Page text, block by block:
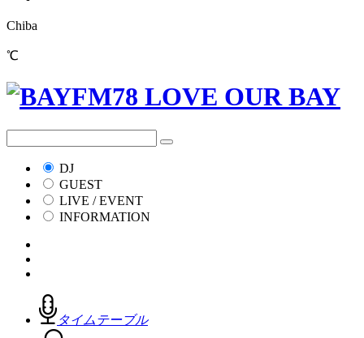
Chiba
℃
DJ
GUEST
LIVE / EVENT
INFORMATION
タイムテーブル